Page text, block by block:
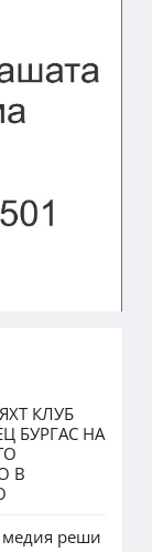
КЛУБ
БУРГАС НА
В
медия реши